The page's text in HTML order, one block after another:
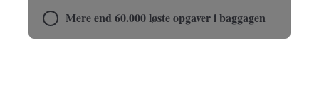
Mere end 60.000 løste opgaver i baggagen